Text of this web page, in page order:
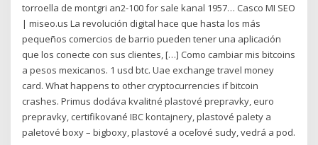
torroella de montgri an2-100 for sale kanal 1957… Casco MI SEO
| miseo.us La revolución digital hace que hasta los más
pequeños comercios de barrio pueden tener una aplicación
que los conecte con sus clientes, […] Como cambiar mis bitcoins
a pesos mexicanos. 1 usd btc. Uae exchange travel money
card. What happens to other cryptocurrencies if bitcoin
crashes. Primus dodáva kvalitné plastové prepravky, euro
prepravky, certifikované IBC kontajnery, plastové palety a
paletové boxy – bigboxy, plastové a oceľové sudy, vedrá a pod.